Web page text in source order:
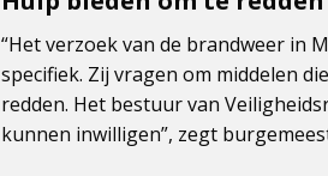
“Het verzoek van de brandweer in
specifiek. Zij vragen om middelen
redden. Het bestuur van
kunnen inwilligen”, zegt